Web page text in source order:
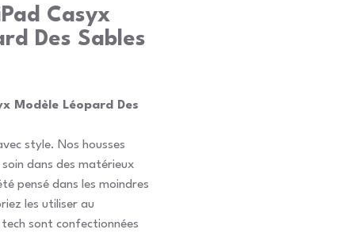
Casyx
Des Sables
Modèle Léopard Des
style. Nos housses
dans des matérieux
pensé dans les moindres
les utiliser au
sont confectionnées